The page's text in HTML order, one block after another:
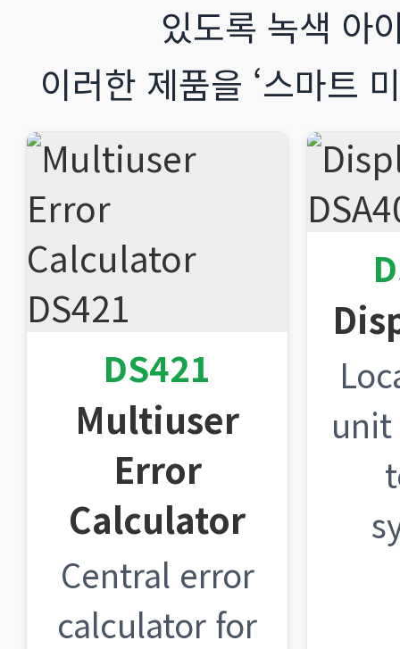
있도록 녹색 아
이러한 제품을 ‘스마트
DS421
Multiuser
Error
Calculator
Central error
calculator for